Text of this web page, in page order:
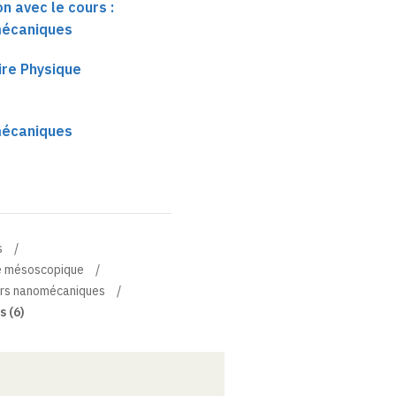
avec le cours :
Physique
mésoscopique
nanomécaniques
(6)